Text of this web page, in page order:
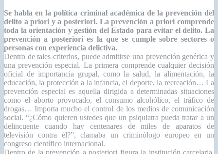
Se habla en la política criminal académica de la prevención del
delito a priori y a posteriori. La prevención a priori comprende
toda la orientación y gestión del Estado para evitar el delito. La
prevención a posteriori es la que se cumple sobre sectores o
personas con experiencia delictiva.
Dentro de tales criterios, puede admitirse una prevención genérica y
una prevención especial. La primera comprende cualquier decisión
oficial de importancia grupal, como la salud, la alimentación, la
educación, la protección a la infancia, el deporte, la recreación… La
prevención especial es aquella dirigida a determinadas situaciones
como el aborto provocado, el consumo alcohólico, el tráfico de
drogas… Importa mucho el control de los medios de comunicación
social. “¿Cómo quieren ustedes que un psiquiatra pueda tratar a un
delincuente cuando hay centenares de miles de aparatos de
televisión contra él?”, clamaba un criminólogo europeo en un
congreso científico internacional.
Dentro de la prevención a posteriori figura la institución carcelaria,